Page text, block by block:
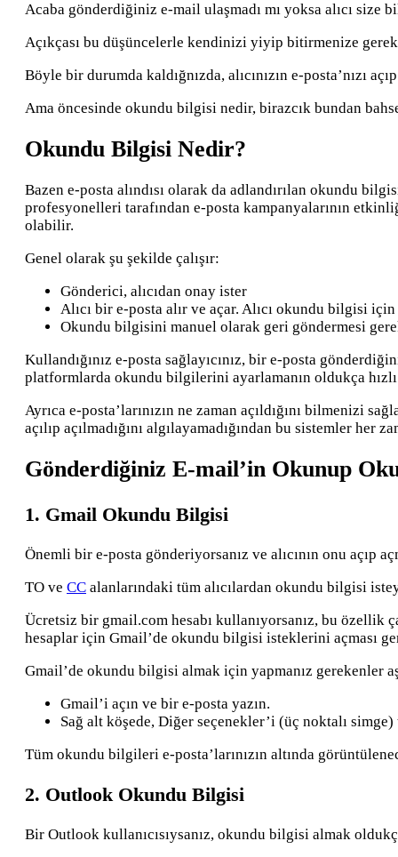
Acaba gönderdiğiniz e-mail ulaşmadı mı yoksa alıcı size
Açıkçası bu düşüncelerle kendinizi yiyip bitirmenize
Böyle bir durumda kaldığnızda, alıcınızın e-posta’nızı
Ama öncesinde okundu bilgisi nedir, birazcık bundan
Okundu Bilgisi Nedir?
Bazen e-posta alındısı olarak da adlandırılan okundu
profesyonelleri tarafından e-posta kampanyalarının
olabilir.
Genel olarak şu şekilde çalışır:
Gönderici, alıcıdan onay ister
Alıcı bir e-posta alır ve açar. Alıcı okundu bilgisi
Okundu bilgisini manuel olarak geri göndermesi
Kullandığınız e-posta sağlayıcınız, bir e-posta
platformlarda okundu bilgilerini ayarlamanın oldukça
Ayrıca e-posta’larınızın ne zaman açıldığını bilmenizi
açılıp açılmadığını algılayamadığından bu sistemler her
Gönderdiğiniz E-mail’in Okunup
1. Gmail Okundu Bilgisi
Önemli bir e-posta gönderiyorsanız ve alıcının onu açıp
TO ve CC alanlarındaki tüm alıcılardan okundu bilgisi
Ücretsiz bir gmail.com hesabı kullanıyorsanız, bu özellik
hesaplar için Gmail’de okundu bilgisi isteklerini açması
Gmail’de okundu bilgisi almak için yapmanız gerekenler
Gmail’i açın ve bir e-posta yazın.
Sağ alt köşede, Diğer seçenekler’i (üç noktalı
Tüm okundu bilgileri e-posta’larınızın altında
2. Outlook Okundu Bilgisi
Bir Outlook kullanıcısıysanız, okundu bilgisi almak